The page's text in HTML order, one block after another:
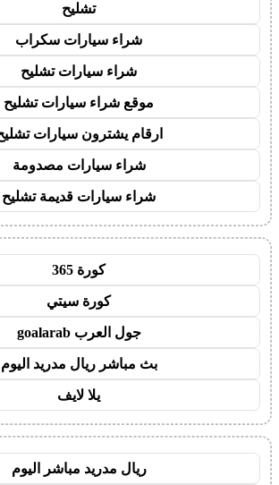
تشليح
شراء سيارات سكراب
شراء سيارات تشليح
موقع شراء سيارات تشليح
ارقام يشترون سيارات
شراء سيارات مصدومة
شراء سيارات قديمة تشليح
كورة 365
كورة سيتي
جول العرب goalarab
بث مباشر ريال مدريد اليوم
يلا لايف
ريال مدريد مباشر اليوم